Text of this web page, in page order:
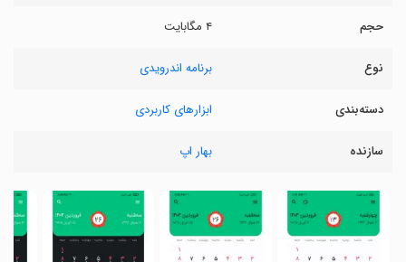
حجم ۴ مگابایت
نوع برنامه اندرویدی
دسته‌بندی ابزارهای کاربردی
سازنده بهار اپ